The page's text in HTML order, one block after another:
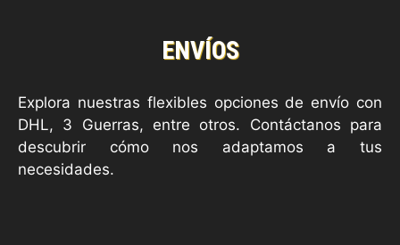
ENVÍOS
Explora nuestras flexibles opciones de envío con
DHL, 3 Guerras, entre otros. Contáctanos para
descubrir cómo nos adaptamos a tus
necesidades.